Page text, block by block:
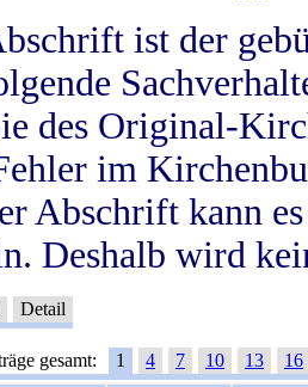
ist der
des Original-
im
Abschrift kann
Deshalb wird
Detail
gesamt: 1 4 7 10 13
16